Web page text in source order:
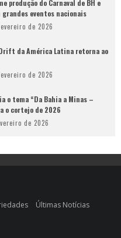
produção do Carnaval de BH e
grandes eventos nacionais
de 2026
da América Latina retorna ao
de 2026
o tema “Da Bahia a Minas –
o cortejo de 2026
de 2026
Últimas Notícias